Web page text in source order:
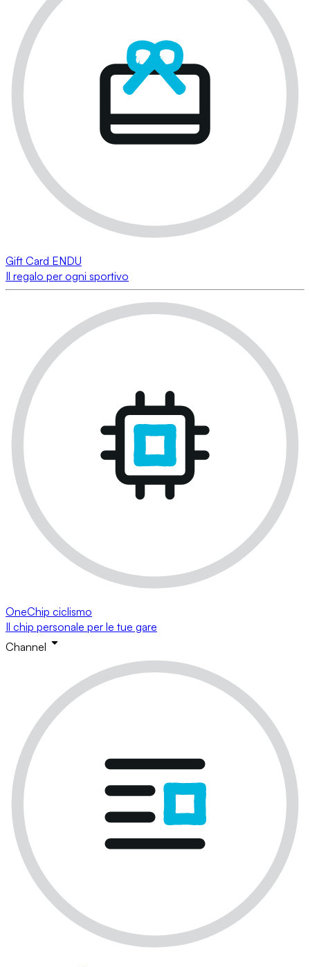
Gift Card ENDU
Il regalo per ogni sportivo
OneChip ciclismo
Il chip personale per le tue gare
Channel